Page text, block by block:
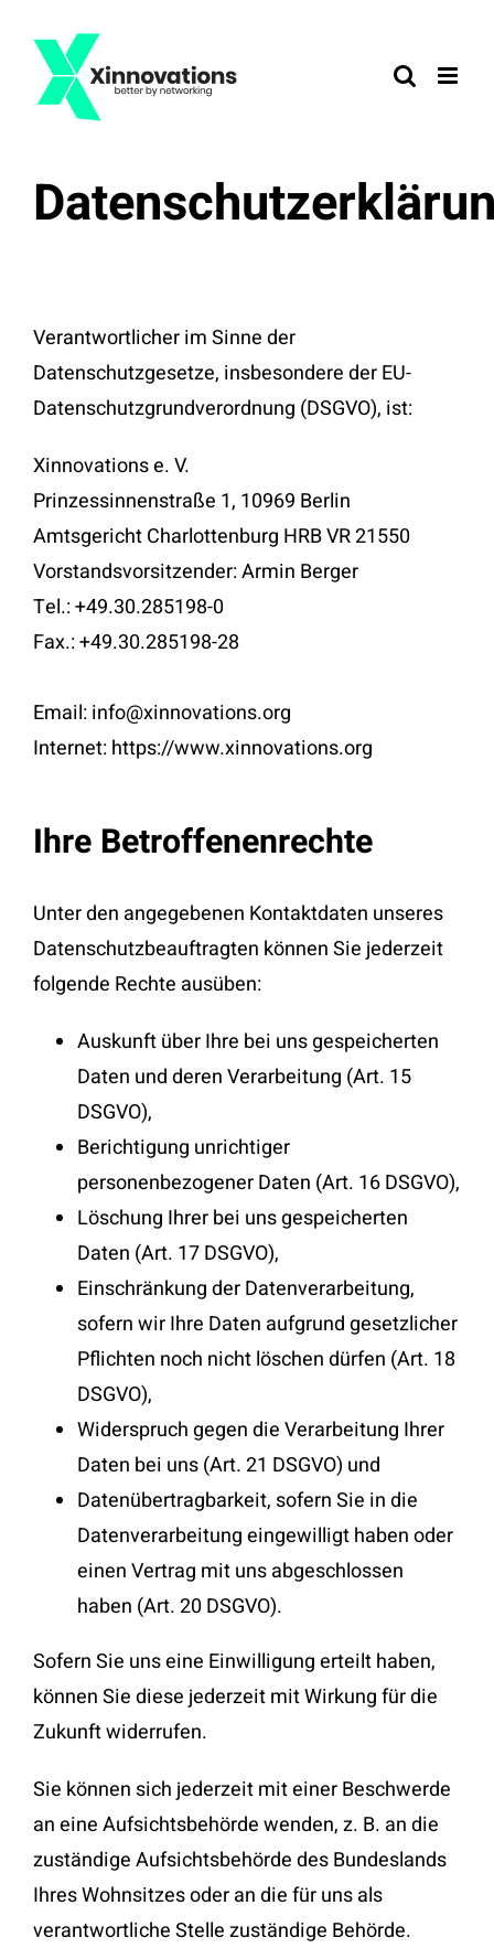
Inhalt
springen
Verantwortlicher im Sinne der
Datenschutzgesetze, insbesondere der EU-
Datenschutzgrundverordnung (DSGVO), ist:
Xinnovations e. V.
Prinzessinnenstraße 1, 10969 Berlin
Amtsgericht Charlottenburg HRB VR 21550
Vorstandsvorsitzender: Armin Berger
Tel.: +49.30.285198-0
Fax.: +49.30.285198-28
Email: info@xinnovations.org
Internet: https://www.xinnovations.org
Ihre Betroffenenrechte
Unter den angegebenen Kontaktdaten unseres
Datenschutzbeauftragten können Sie jederzeit
folgende Rechte ausüben:
Auskunft über Ihre bei uns gespeicherten
Daten und deren Verarbeitung (Art. 15
DSGVO),
Berichtigung unrichtiger
personenbezogener Daten (Art. 16 DSGVO),
Löschung Ihrer bei uns gespeicherten
Daten (Art. 17 DSGVO),
Einschränkung der Datenverarbeitung,
sofern wir Ihre Daten aufgrund gesetzlicher
Pflichten noch nicht löschen dürfen (Art. 18
DSGVO),
Widerspruch gegen die Verarbeitung Ihrer
Daten bei uns (Art. 21 DSGVO) und
Datenübertragbarkeit, sofern Sie in die
Datenverarbeitung eingewilligt haben oder
einen Vertrag mit uns abgeschlossen
haben (Art. 20 DSGVO).
Sofern Sie uns eine Einwilligung erteilt haben,
können Sie diese jederzeit mit Wirkung für die
Zukunft widerrufen.
Sie können sich jederzeit mit einer Beschwerde
an eine Aufsichtsbehörde wenden, z. B. an die
zuständige Aufsichtsbehörde des Bundeslands
Ihres Wohnsitzes oder an die für uns als
verantwortliche Stelle zuständige Behörde.